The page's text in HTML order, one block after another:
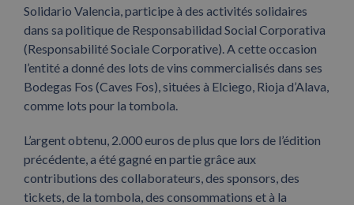
Solidario Valencia, participe à des activités solidaires
dans sa politique de Responsabilidad Social Corporativa
(Responsabilité Sociale Corporative). A cette occasion
l’entité a donné des lots de vins commercialisés dans ses
Bodegas Fos (Caves Fos), situées à Elciego, Rioja d’Alava,
comme lots pour la tombola.
L’argent obtenu, 2.000 euros de plus que lors de l’édition
précédente, a été gagné en partie grâce aux
contributions des collaborateurs, des sponsors, des
tickets, de la tombola, des consommations et à la